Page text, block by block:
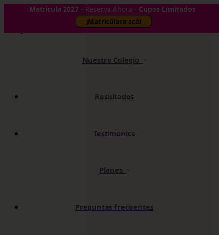
Matrícula 2027 - Reserva Ahora - Cupos Limitados
¡Matricúlate acá!
Nuestro Colegio
Resultados
Testimonios
Planes
Preguntas frecuentes